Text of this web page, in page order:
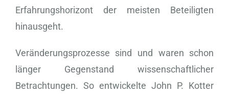
Erfahrungshorizont der meisten Beteiligten
hinausgeht.
Veränderungsprozesse sind und waren schon
länger Gegenstand wissenschaftlicher
Betrachtungen. So entwickelte John P. Kotter